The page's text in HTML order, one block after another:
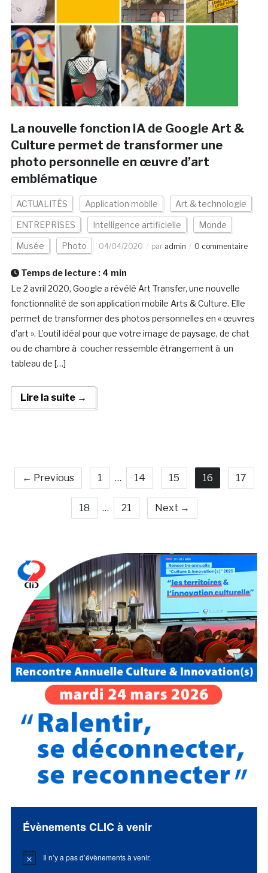
La nouvelle fonction IA de Google Art &
Culture permet de transformer une
photo personnelle en œuvre d’art
emblématique
ACTUALITÉS Application mobile Art & technologie
ENTREPRISES Intelligence artificielle Monde
Musée Photo 04/04/2020 par admin 0 commentaire
Temps de lecture : 4 min
Le 2 avril 2020, Google a révélé Art Transfer, une nouvelle
fonctionnalité de son application mobile Arts & Culture. Elle
permet de transformer des photos personnelles en « œuvres
d’art ». L’outil idéal pour que votre image de paysage, de chat
ou de chambre à coucher ressemble étrangement à un
tableau de […]
Lire la suite →
← Previous 1 … 14 15 16 17
18 … 21 Next →
Évènements CLIC à venir
Notice Il n’y a pas d’évènements à venir.